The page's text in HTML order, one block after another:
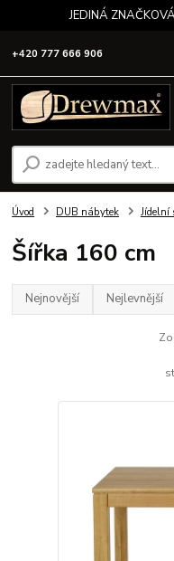
JEDINÁ
+420 777 666 906
Úvod DUB nábytek Jídelní
Šířka 160 cm
Nejnovější Nejlevnější